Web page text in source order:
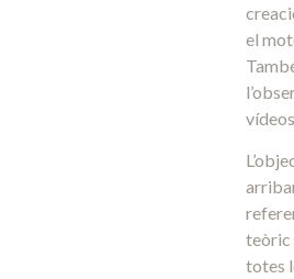
el
teòric
totes